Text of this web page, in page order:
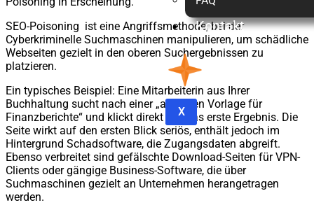
Kontakt
X
SEO-Poisoning ist eine Angriffsmethode, bei der
Cyberkriminelle Suchmaschinen manipulieren, um schädliche
Webseiten gezielt in den oberen Suchergebnissen zu
platzieren.
Ein typisches Beispiel: Eine Mitarbeiterin aus Ihrer
Buchhaltung sucht nach einer „aktuellen Vorlage für
Finanzberichte“ und klickt direkt auf das erste Ergebnis. Die
Seite wirkt auf den ersten Blick seriös, enthält jedoch im
Hintergrund Schadsoftware, die Zugangsdaten abgreift.
Ebenso verbreitet sind gefälschte Download-Seiten für VPN-
Clients oder gängige Business-Software, die über
Suchmaschinen gezielt an Unternehmen herangetragen
werden.